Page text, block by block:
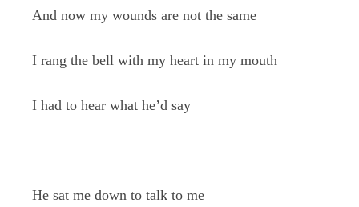
And now my wounds are not the same
I rang the bell with my heart in my mouth
I had to hear what he’d say
He sat me down to talk to me